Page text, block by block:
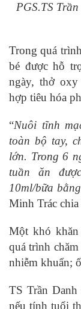
PGS.TS
Trong quá
bé được hỗ
ngày, thở
hợp tiêu hóa
“Nuôi tĩnh
toàn bộ tay,
lớn. Trong 6
tuần ăn
10ml/bữa
Minh Trác chia
Một khó khăn
quá trình
nhiễm khuẩn;
TS Trần
nếu tính tuổi